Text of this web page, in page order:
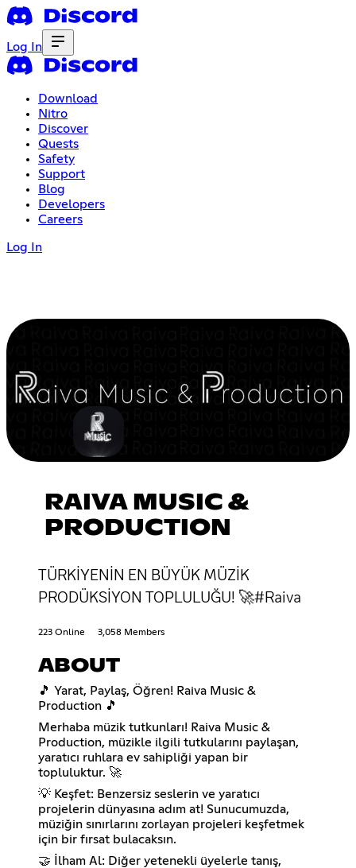
Log In
Download
Nitro
Discover
Quests
Safety
Support
Blog
Developers
Careers
Log In
RAIVA MUSIC &
PRODUCTION
TÜRKİYENİN EN BÜYÜK MÜZİK
PRODÜKSİYON TOPLULUĞU! 🚀#Raiva
223 Online 3,058 Members
ABOUT
🎵 Yarat, Paylaş, Öğren! Raiva Music &
Production 🎵
Merhaba müzik tutkunları! Raiva Music &
Production, müzikle ilgili tutkularını paylaşan,
yaratıcı ruhlara ev sahipliği yapan bir
topluluktur. 🚀
💡 Keşfet: Benzersiz seslerin ve yaratıcı
projelerin dünyasına adım at! Sunucumuzda,
müziğin sınırlarını zorlayan projeleri keşfetmek
için bir fırsat bulacaksın.
🤝 İlham Al: Diğer yetenekli üyelerle tanış,